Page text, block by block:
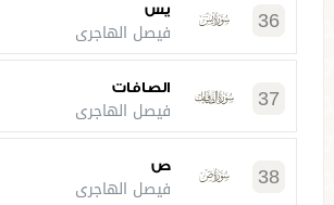
36 يس
فيصل الهاجري
37 الصافات
فيصل الهاجري
38 ص
فيصل الهاجري